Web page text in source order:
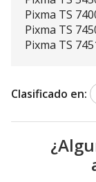
Pixma TS
Pixma TS
Pixma TS
Clasificado en: